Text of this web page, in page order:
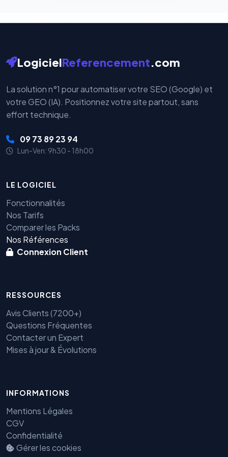
LogicielReferencement.com
La solution n°1 pour automatiser votre SEO (Google) et
votre GEO (IA). Positionnez votre site partout, sans
effort technique.
09 73 89 23 94
Lun-Ven: 9h30 - 18h00
LE LOGICIEL
Fonctionnalités
Nos Tarifs
Comparer les Packs
Nos Références
Connexion Client
RESSOURCES
Avis Clients (7200+)
Questions Fréquentes
Contacter un Expert
Mises à jour & Évolutions
INFORMATIONS
Mentions Légales
CGV
Confidentialité
Gérer les cookies